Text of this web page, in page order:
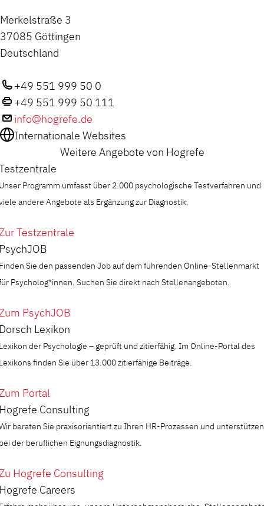
Merkelstraße 3
37085 Göttingen
Deutschland
+49 551 999 50 0
+49 551 999 50 111
info@hogrefe.de
Internationale Websites
Weitere Angebote von Hogrefe
Programm umfasst über 2.000 psychologische Testverfahren und
andere Angebote als Ergänzung zur Diagnostik.
Testzentrale
Sie den passenden Job auf dem führenden Online-Stellenmarkt
Psycholog*innen. Suchen Sie direkt nach Stellenangeboten.
PsychJOB
Lexikon
der Psychologie – geprüft und zitierfähig. Im Online-Portal des
finden Sie über 13.000 zitierfähige Beiträge.
Portal
Consulting
beraten Sie praxisorientiert zu Ihren HR-Prozessen und unterstützen
der beruflichen Eignungsdiagnostik.
Hogrefe Consulting
Careers